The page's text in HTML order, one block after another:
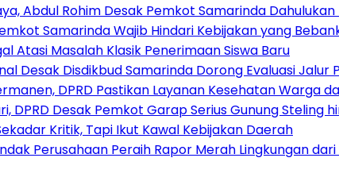
Abdul Rohim Desak Pemkot Samarinda
Samarinda Wajib Hindari Kebijakan yang
Atasi Masalah Klasik Penerimaan Siswa Baru
Desak Disdikbud Samarinda Dorong Evaluasi Jalur
DPRD Pastikan Layanan Kesehatan Warga
DPRD Desak Pemkot Garap Serius Gunung Steling
Kritik, Tapi Ikut Kawal Kebijakan Daerah
Perusahaan Peraih Rapor Merah Lingkungan dari